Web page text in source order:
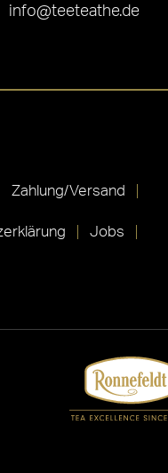
info@teeteathe.de
Zahlung/Versand
Jobs